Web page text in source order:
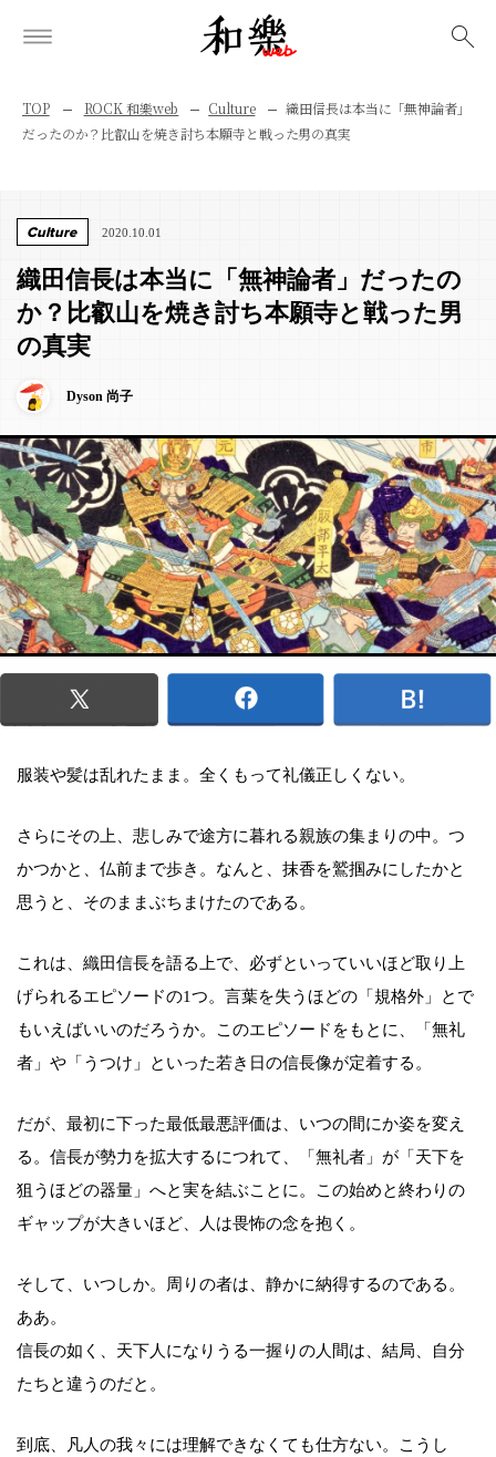
TOP ROCK 和樂web Culture
織田信長は本当に「無神論者」
だったのか？比叡山を焼き討ち本願寺と戦った男の真実
Culture 2020.10.01
織田信長は本当に「無神論者」だったの
か？比叡山を焼き討ち本願寺と戦った男
の真実
Dyson 尚子
服装や髪は乱れたまま。全くもって礼儀正しくない。
さらにその上、悲しみで途方に暮れる親族の集まりの中。つ
かつかと、仏前まで歩き。なんと、抹香を鷲掴みにしたかと
思うと、そのままぶちまけたのである。
これは、織田信長を語る上で、必ずといっていいほど取り上
げられるエピソードの1つ。言葉を失うほどの「規格外」とで
もいえばいいのだろうか。このエピソードをもとに、「無礼
者」や「うつけ」といった若き日の信長像が定着する。
だが、最初に下った最低最悪評価は、いつの間にか姿を変え
る。信長が勢力を拡大するにつれて、「無礼者」が「天下を
狙うほどの器量」へと実を結ぶことに。この始めと終わりの
ギャップが大きいほど、人は畏怖の念を抱く。
そして、いつしか。周りの者は、静かに納得するのである。
ああ。
信長の如く、天下人になりうる一握りの人間は、結局、自分
たちと違うのだと。
到底、凡人の我々には理解できなくても仕方ない。こうし